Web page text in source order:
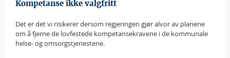
Kompetanse ikke valgfritt
Det er det vi risikerer dersom regjeringen gjør alvor av planene
om å fjerne de lovfestede kompetansekravene i de kommunale
helse- og omsorgstjenestene.